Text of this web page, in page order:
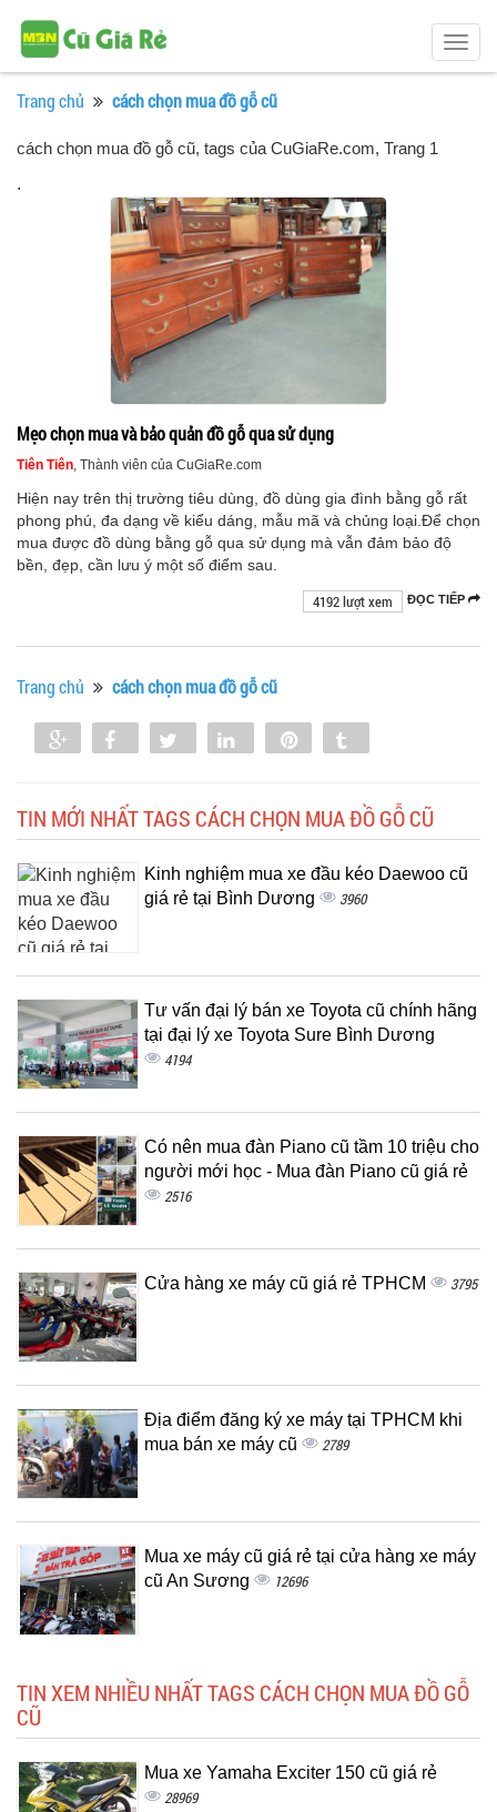
Trang chủ cách chọn mua đồ gỗ cũ
cách chọn mua đồ gỗ cũ, tags của CuGiaRe.com, Trang 1
.
Mẹo chọn mua và bảo quản đồ gỗ qua sử dụng
Tiên Tiên, Thành viên của CuGiaRe.com
Hiện nay trên thị trường tiêu dùng, đồ dùng gia đình bằng gỗ rất
phong phú, đa dạng về kiểu dáng, mẫu mã và chủng loại.Để chọn
mua được đồ dùng bằng gỗ qua sử dụng mà vẫn đảm bảo độ
bền, đẹp, cần lưu ý một số điểm sau.
ĐỌC TIẾP
4192 lượt xem
Trang chủ cách chọn mua đồ gỗ cũ
Share Share Tweet Share
TIN MỚI NHẤT TAGS CÁCH CHỌN MUA ĐỒ GỖ CŨ
Kinh nghiệm mua xe đầu kéo Daewoo cũ
giá rẻ tại Bình Dương
3960
Tư vấn đại lý bán xe Toyota cũ chính hãng
tại đại lý xe Toyota Sure Bình Dương
4194
Có nên mua đàn Piano cũ tầm 10 triệu cho
người mới học - Mua đàn Piano cũ giá rẻ
2516
Cửa hàng xe máy cũ giá rẻ TPHCM 3795
Địa điểm đăng ký xe máy tại TPHCM khi
mua bán xe máy cũ
2789
Mua xe máy cũ giá rẻ tại cửa hàng xe máy
cũ An Sương
12696
TIN XEM NHIỀU NHẤT TAGS CÁCH CHỌN MUA ĐỒ GỖ
CŨ
Mua xe Yamaha Exciter 150 cũ giá rẻ
28969